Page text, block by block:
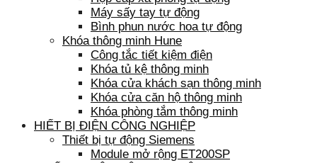
Máy sấy tay tự động
Bình phun nước hoa tự động
Khóa thông minh Hune
Công tắc tiết kiệm điện
Khóa tủ kệ thông minh
Khóa cửa khách sạn thông minh
Khóa cửa căn hộ thông minh
Khóa phòng tắm thông minh
HIẾT BỊ ĐIỆN CÔNG NGHIỆP
Thiết bị tự động Siemens
Module mở rộng ET200SP